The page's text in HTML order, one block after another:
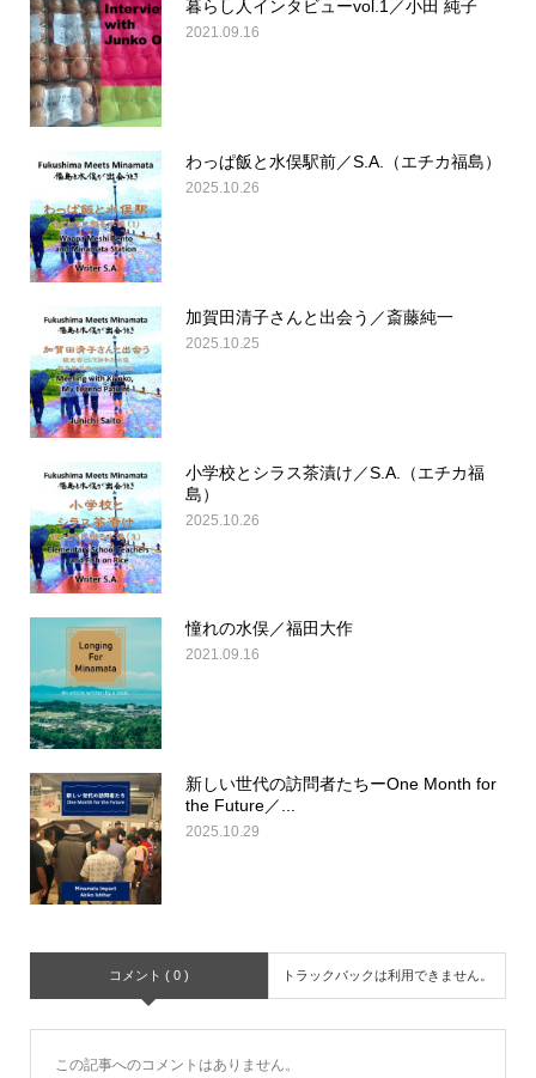
暮らし人インタビューvol.1／小田 純子
2021.09.16
わっぱ飯と水俣駅前／S.A.（エチカ福島）
2025.10.26
加賀田清子さんと出会う／斎藤純一
2025.10.25
小学校とシラス茶漬け／S.A.（エチカ福
島）
2025.10.26
憧れの水俣／福田大作
2021.09.16
新しい世代の訪問者たちーOne Month for
the Future／...
2025.10.29
コメント ( 0 ) トラックバックは利用できません。
この記事へのコメントはありません。